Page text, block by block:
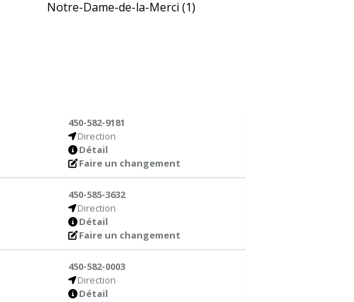
Notre-Dame-de-la-Merci (1)
450-582-9181
Direction
Détail
Faire un changement
450-585-3632
Direction
Détail
Faire un changement
450-582-0003
Direction
Détail